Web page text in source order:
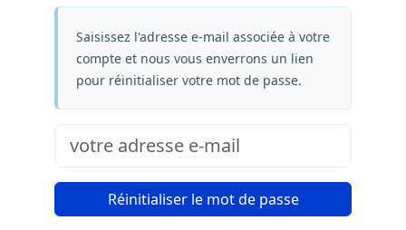
Saisissez l'adresse e-mail associée à votre
compte et nous vous enverrons un lien
pour réinitialiser votre mot de passe.